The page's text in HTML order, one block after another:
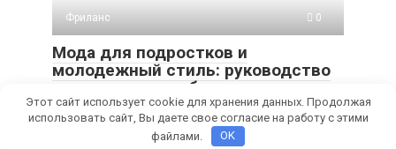
Фриланс
0
Мода для подростков и
молодежный стиль: руководство
по монетизации блога
Мечтаешь о модном блоге и доходе? Узнай, как создать
успешный fashion-блог для подростков, привлечь
Этот сайт использует cookie для хранения данных. Продолжая
использовать сайт, Вы даете свое согласие на работу с этими
файлами.
OK